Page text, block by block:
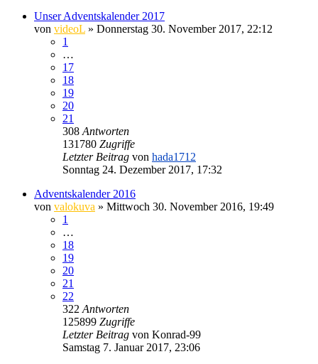
Unser Adventskalender 2017
von videoL » Donnerstag 30. November 2017, 22:12
1
…
17
18
19
20
21
308 Antworten
131780 Zugriffe
Letzter Beitrag von hada1712
Sonntag 24. Dezember 2017, 17:32
Adventskalender 2016
von valokuva » Mittwoch 30. November 2016, 19:49
1
…
18
19
20
21
22
322 Antworten
125899 Zugriffe
Letzter Beitrag von Konrad-99
Samstag 7. Januar 2017, 23:06